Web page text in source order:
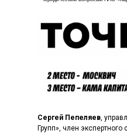
Сергей Пепеляев,
Групп», член экспертного